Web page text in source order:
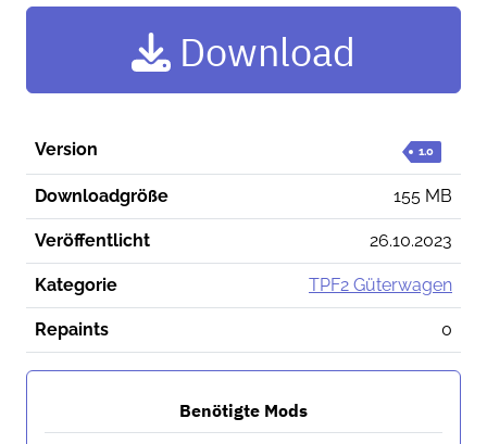
Download
Version 1.0
Downloadgröße 155 MB
Veröffentlicht 26.10.2023
Kategorie TPF2 Güterwagen
Repaints 0
Benötigte Mods